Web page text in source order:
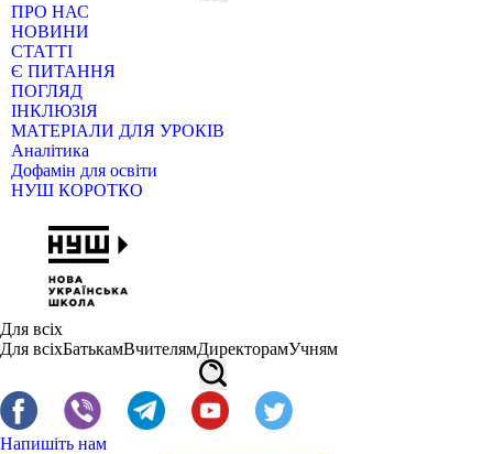
ПРО НАС
НОВИНИ
СТАТТІ
Є ПИТАННЯ
ПОГЛЯД
ІНКЛЮЗІЯ
МАТЕРІАЛИ ДЛЯ УРОКІВ
Аналітика
Дофамін для освіти
НУШ КОРОТКО
Для всіх
Для всіхБатькамВчителямДиректорамУчням
Напишіть нам